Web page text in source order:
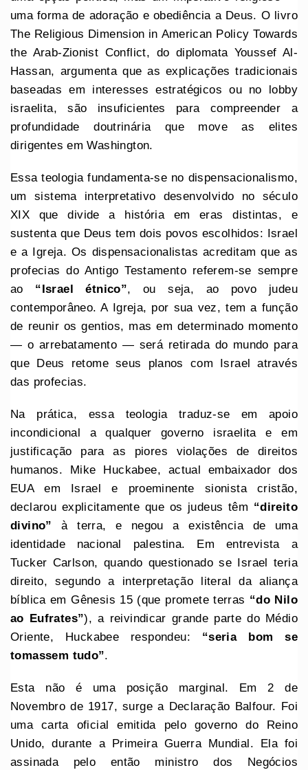
uma forma de adoração e obediência a Deus. O livro
The Religious Dimension in American Policy Towards
the Arab-Zionist Conflict, do diplomata Youssef Al-
Hassan, argumenta que as explicações tradicionais
baseadas em interesses estratégicos ou no lobby
israelita, são insuficientes para compreender a
profundidade doutrinária que move as elites
dirigentes em Washington.
Essa teologia fundamenta-se no dispensacionalismo,
um sistema interpretativo desenvolvido no século
XIX que divide a história em eras distintas, e
sustenta que Deus tem dois povos escolhidos: Israel
e a Igreja. Os dispensacionalistas acreditam que as
profecias do Antigo Testamento referem-se sempre
ao “Israel étnico”, ou seja, ao povo judeu
contemporâneo. A Igreja, por sua vez, tem a função
de reunir os gentios, mas em determinado momento
— o arrebatamento — será retirada do mundo para
que Deus retome seus planos com Israel através
das profecias.
Na prática, essa teologia traduz-se em apoio
incondicional a qualquer governo israelita e em
justificação para as piores violações de direitos
humanos. Mike Huckabee, actual embaixador dos
EUA em Israel e proeminente sionista cristão,
declarou explicitamente que os judeus têm “direito
divino” à terra, e negou a existência de uma
identidade nacional palestina. Em entrevista a
Tucker Carlson, quando questionado se Israel teria
direito, segundo a interpretação literal da aliança
bíblica em Gênesis 15 (que promete terras “do Nilo
ao Eufrates”), a reivindicar grande parte do Médio
Oriente, Huckabee respondeu: “seria bom se
tomassem tudo”.
Esta não é uma posição marginal. Em 2 de
Novembro de 1917, surge a Declaração Balfour. Foi
uma carta oficial emitida pelo governo do Reino
Unido, durante a Primeira Guerra Mundial. Ela foi
assinada pelo então ministro dos Negócios